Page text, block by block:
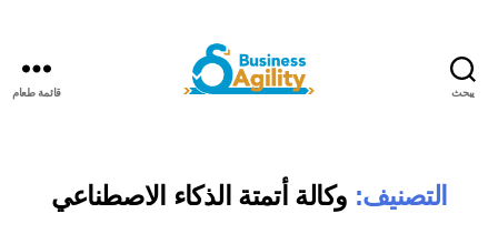
يبحث قائمة طعام
التصنيف: وكالة أتمتة الذكاء الاصطناعي